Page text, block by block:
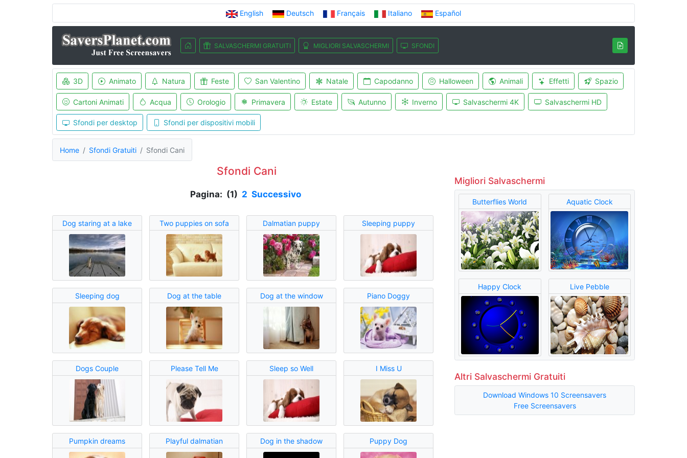
English Deutsch Français Italiano Español
SALVASCHERMI GRATUITI MIGLIORI SALVASCHERMI SFONDI
3D Animato Natura Feste San Valentino Natale Capodanno Halloween Animali Effetti Spazio
Cartoni Animati Acqua Orologio Primavera Estate Autunno Inverno Salvaschermi 4K Salvaschermi HD
Sfondi per desktop Sfondi per dispositivi mobili
Home Sfondi Gratuiti Sfondi Cani
Sfondi Cani
Pagina: (1) 2 Successivo
Dog staring at a lake Two puppies on sofa Dalmatian puppy Sleeping puppy
Sleeping dog Dog at the table Dog at the window Piano Doggy
Dogs Couple Please Tell Me Sleep so Well I Miss U
Pumpkin dreams Playful dalmatian Dog in the shadow Puppy Dog
Migliori Salvaschermi
Butterflies World Aquatic Clock
Happy Clock Live Pebble
Altri Salvaschermi Gratuiti
Download Windows 10 Screensavers
Free Screensavers